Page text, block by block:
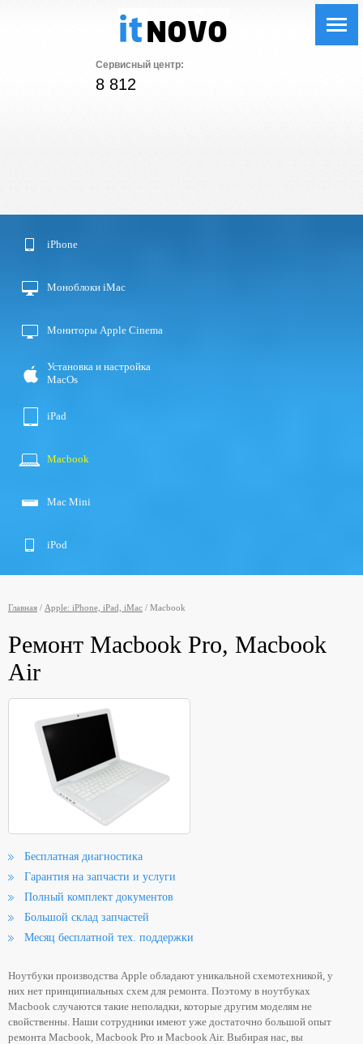
Сервисный центр:
8 812
iPhone
Моноблоки iMac
Мониторы Apple Cinema
Установка и настройка
MacOs
iPad
Macbook
Мac Мini
iPod
Главная / Apple: iPhone, iPad, iMac / Macbook
Ремонт Macbook Pro, Macbook
Air
Бесплатная диагностика
Гарантия на запчасти и услуги
Полный комплект документов
Большой склад запчастей
Месяц бесплатной тех. поддержки
Ноутбуки производства Apple обладают уникальной схемотехникой, у
них нет принципиальных схем для ремонта. Поэтому в ноутбуках
Macbook случаются такие неполадки, которые другим моделям не
свойственны. Наши сотрудники имеют уже достаточно большой опыт
ремонта Macbook, Macbook Pro и Macbook Air. Выбирая нас, вы